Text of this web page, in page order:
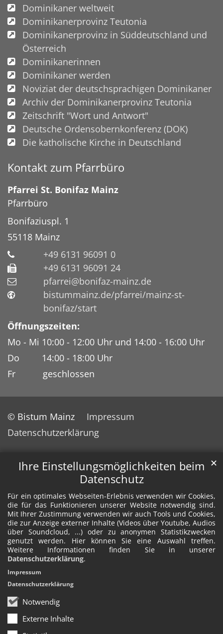
Ihre Einstellungsmöglichkeiten beim
Datenschutz
Für ein optimales Webseiten-Erlebnis verwenden wir Cookies,
die für das Funktionieren unserer Website notwendig sind.
Mit Ihrer Zustimmung verwenden wir auch Tools und Cookies,
die zur Anzeige externer Inhalte (Videos über Youtube, Audios
über Soundcloud, ...) oder zu anonymen Statistikzwecken
genutzt werden. Hier können Sie eine Auswahl treffen.
Weitere Informationen finden Sie in unserer
Datenschutzerklärung.
Notwendig
Externe Inhalte
✕
Impressum
Datenschutzerklärung
Dominikaner weltweit
Dominikanerprovinz Teutonia
Dominikanerprovinz in Süddeutschland und
Österreich
Dominikanerinnen
Dominikaner werden
Noviziat der deutschsprachigen Dominikaner
Archiv der Dominikanerprovinz Teutonia
Zeitschrift "Wort und Antwort"
Deutsche Ordensobernkonferenz (DOK)
Die katholische Kirche in Deutschland
Kontakt zum Pfarrbüro
Pfarrei St. Bonifaz Mainz
Pfarrbüro
Bonifaziuspl. 1
55118 Mainz
+49 6131 96091 0
+49 6131 96091 24
pfarrei@bonifaz-mainz.de
bistummainz.de/pfarrei/mainz-st-
bonifaz/start
Öffnungszeiten:
Mo - Mi 10:00 - 12:00 Uhr und 14:00 - 16:00 Uhr
Do 14:00 - 18:00 Uhr
Fr geschlossen
© Bistum Mainz
Impressum
Datenschutzerklärung